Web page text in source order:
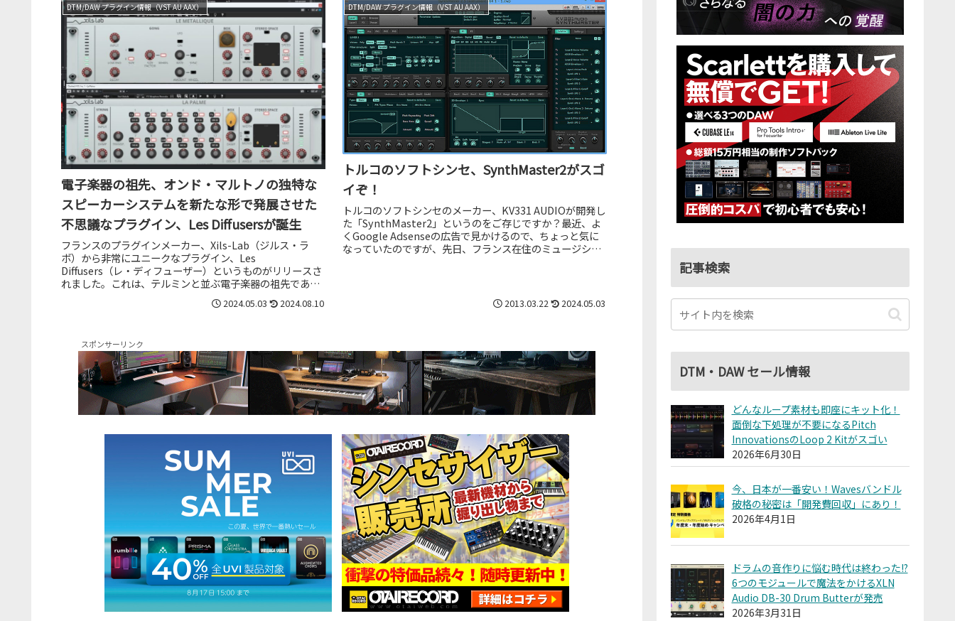
DTM/DAW プラグイン情報（VST AU AAX）
電子楽器の祖先、オンド・マルトノの独特な
スピーカーシステムを新たな形で発展させた
不思議なプラグイン、Les Diffusersが誕生
フランスのプラグインメーカー、Xils-Lab（ジルス・ラ
ボ）から非常にユニークなプラグイン、Les
Diffusers（レ・ディフューザー）というものがリリースさ
れました。これは、テルミンと並ぶ電子楽器の祖先である
2024.05.03 2024.08.10
DTM/DAW プラグイン情報（VST AU AAX）
トルコのソフトシンセ、SynthMaster2がスゴ
イぞ！
トルコのソフトシンセのメーカー、KV331 AUDIOが開発し
た「SynthMaster2」というのをご存じですか？最近、よ
くGoogle Adsenseの広告で見かけるので、ちょっと気に
なっていたのですが、先日、フランス在住のミュージシ
2013.03.22 2024.05.03
スポンサーリンク
記事検索
DTM・DAW セール情報
どんなループ素材も即座にキット化！
面倒な下処理が不要になるPitch
InnovationsのLoop 2 Kitがスゴい
2026年6月30日
今、日本が一番安い！Wavesバンドル
破格の秘密は「開発費回収」にあり！
2026年4月1日
ドラムの音作りに悩む時代は終わった!?
6つのモジュールで魔法をかけるXLN
Audio DB-30 Drum Butterが発売
2026年3月31日